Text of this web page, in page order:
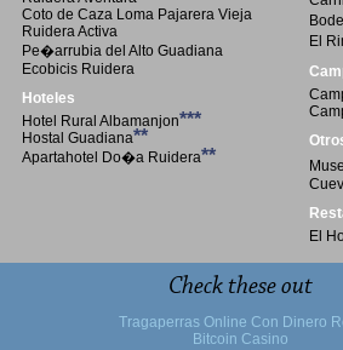
Coto de Caza Loma Pajarera Vieja
Ruidera Activa
Pe�arrubia del Alto Guadiana
Ecobicis Ruidera
Hoteles
Hotel Rural Albamanjon***
Hostal Guadiana**
Apartahotel Do�a Ruidera**
El
El
Check these out
Tragaperras Online Con Dinero
Bitcoin Casino